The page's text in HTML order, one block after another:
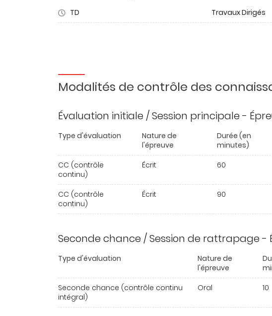
TD Travaux Dirigés
Modalités de contrôle des
Évaluation initiale / Session principale -
Type d'évaluation
Nature de
l'épreuve
Durée (en
minutes)
CC (contrôle
continu)
Écrit 60
CC (contrôle
continu)
Écrit 90
Seconde chance / Session de rattrapage -
Type d'évaluation
Nature de
l'épreuve
Seconde chance (contrôle continu
intégral)
Oral 10